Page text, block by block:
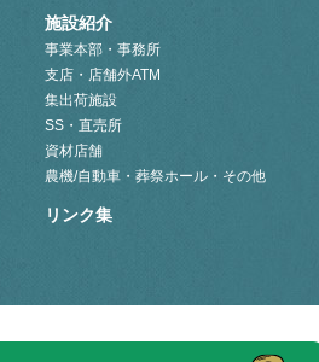
施設紹介
事業本部・事務所
支店・店舗外ATM
集出荷施設
SS・直売所
資材店舗
農機/自動車・葬祭ホール・その他
リンク集